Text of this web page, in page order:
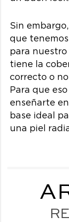
Sin
que
para
tiene la
correcto o
Para que
enseñarte
base ideal
una piel